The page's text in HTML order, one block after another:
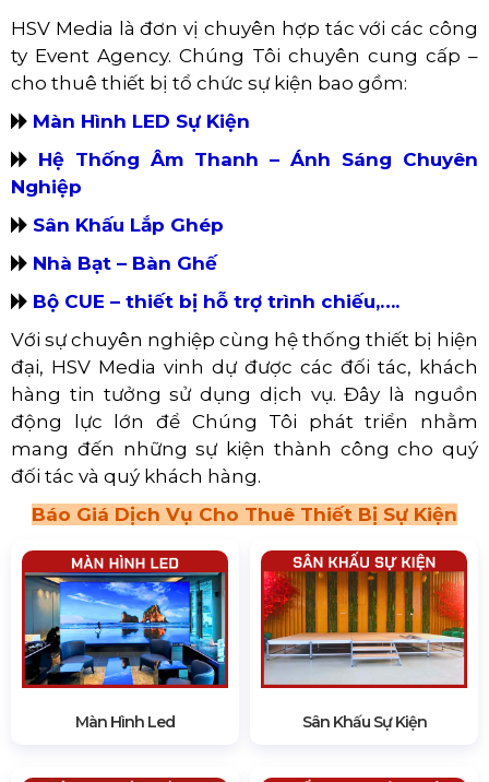
HSV Media là đơn vị chuyên hợp tác với các công
ty Event Agency. Chúng Tôi chuyên cung cấp –
cho thuê thiết bị tổ chức sự kiện bao gồm:
Màn Hình LED Sự Kiện
Hệ Thống Âm Thanh – Ánh Sáng Chuyên
Nghiệp
Sân Khấu Lắp Ghép
Nhà Bạt – Bàn Ghế
Bộ CUE – thiết bị hỗ trợ trình chiếu,….
Với sự chuyên nghiệp cùng hệ thống thiết bị hiện
đại, HSV Media vinh dự được các đối tác, khách
hàng tin tưởng sử dụng dịch vụ. Đây là nguồn
động lực lớn để Chúng Tôi phát triển nhằm
mang đến những sự kiện thành công cho quý
đối tác và quý khách hàng.
Báo Giá Dịch Vụ Cho Thuê Thiết Bị Sự Kiện
Màn Hình Led Sân Khấu Sự Kiện